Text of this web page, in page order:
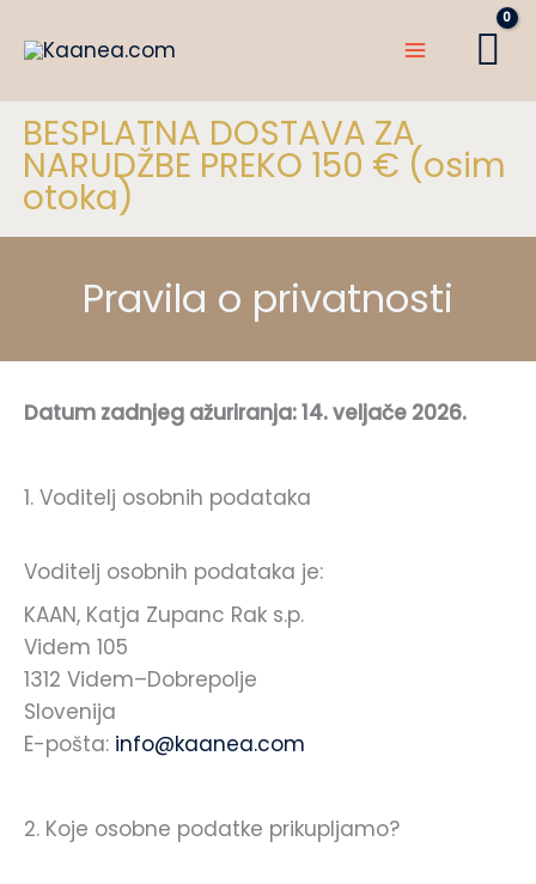
na
BESPLATNA DOSTAVA ZA
NARUDŽBE PREKO 150 € (osim
otoka)
Pravila o privatnosti
Datum zadnjeg ažuriranja: 14. veljače 2026.
1. Voditelj osobnih podataka
Voditelj osobnih podataka je:
KAAN, Katja Zupanc Rak s.p.
Videm 105
1312 Videm–Dobrepolje
Slovenija
E-pošta: info@kaanea.com
2. Koje osobne podatke prikupljamo?